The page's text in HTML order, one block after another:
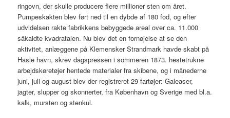
ringovn, der skulle producere flere millioner sten om året.
Pumpeskakten blev ført ned til en dybde af 180 fod, og efter
udvidelsen rakte fabrikkens bebyggede areal over ca. 11.000
såkaldte kvadratalen. Nu blev det en fornøjelse at se den
aktivitet, anlæggene på Klemensker Strandmark havde skabt på
Hasle havn, skrev dagspressen i sommeren 1873. hestetrukne
arbejdskøretøjer hentede materialer fra skibene, og i månederne
juni, juli og august blev der registreret 29 fartøjer: Galeaser,
jagter, slupper og skonnerter, fra København og Sverige med bl.a.
kalk, mursten og stenkul.